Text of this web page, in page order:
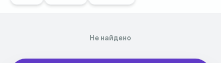
Не найдено